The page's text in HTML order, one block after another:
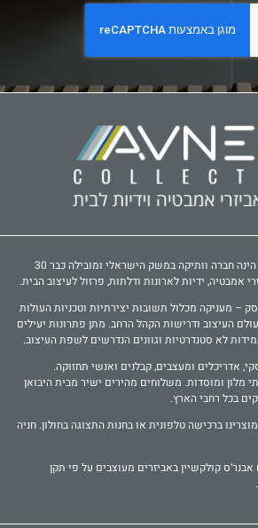
חברת אבנר‘ס קולקשיין בע״מ הינה חברה וותיקה במשק הישראלי ומובילה כבר 30
אמבטיה, ידיות לארונות ודלתות, פרזול לעיצוב הבית.
– מעניקה מכלול תשובות יצירתיות וטכניות העולות
העיצוב ודרישות הקהל הרחב. מתן פתרונות יעילים
לא סטנדרטיות וגוונים הנדרשים לשפת העיצוב.
אדריכלים ומעצבים, קבלנים ואנשי תחזוקה.
מלון ומוסדות. משלוחים מהירים ישיר מבית היבואן
ברכישה טלפונית או בחנות התצוגה בחולון. חניה
קולקשיין באביזרים מעוצבים על פי תקן